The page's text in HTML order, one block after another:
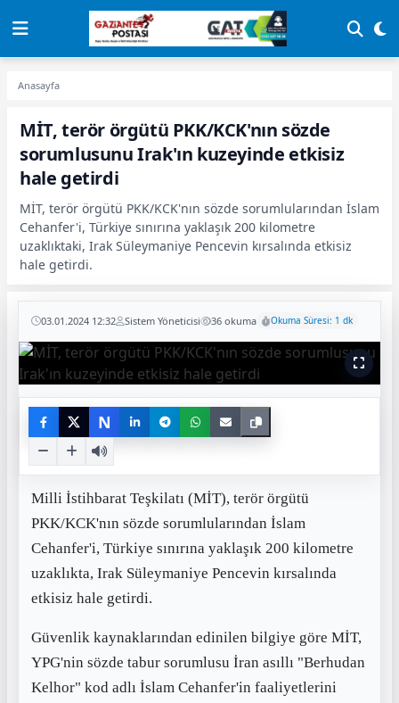
Anasayfa
MİT, terör örgütü PKK/KCK'nın sözde
sorumlusunu Irak'ın kuzeyinde etkisiz
hale getirdi
MİT, terör örgütü PKK/KCK'nın sözde sorumlularından İslam
Cehanfer'i, Türkiye sınırına yaklaşık 200 kilometre
uzaklıktaki, Irak Süleymaniye Pencevin kırsalında etkisiz
hale getirdi.
03.01.2024 12:32 Sistem Yöneticisi 36 okuma Okuma Süresi: 1 dk
N
Milli İstihbarat Teşkilatı (MİT), terör örgütü
PKK/KCK'nın sözde sorumlularından İslam
Cehanfer'i, Türkiye sınırına yaklaşık 200 kilometre
uzaklıkta, Irak Süleymaniye Pencevin kırsalında
etkisiz hale getirdi.
Güvenlik kaynaklarından edinilen bilgiye göre MİT,
YPG'nin sözde tabur sorumlusu İran asıllı "Berhudan
Kelhor" kod adlı İslam Cehanfer'in faaliyetlerini